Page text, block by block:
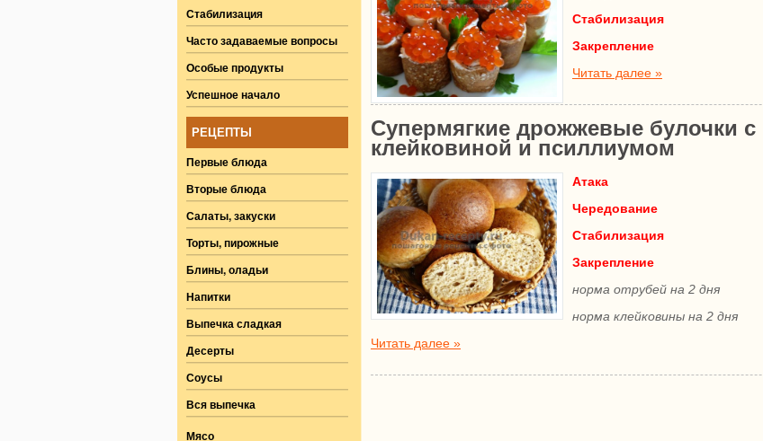
Стабилизация
Часто задаваемые вопросы
Особые продукты
Успешное начало
РЕЦЕПТЫ
Первые блюда
Вторые блюда
Салаты, закуски
Торты, пирожные
Блины, оладьи
Напитки
Выпечка сладкая
Десерты
Соусы
Вся выпечка
Мясо
Стабилизация
Закрепление
Читать далее »
Супермягкие дрожжевые булочки с
клейковиной и псиллиумом
Атака
Чередование
Стабилизация
Закрепление
норма отрубей на 2 дня
норма клейковины на 2 дня
Читать далее »